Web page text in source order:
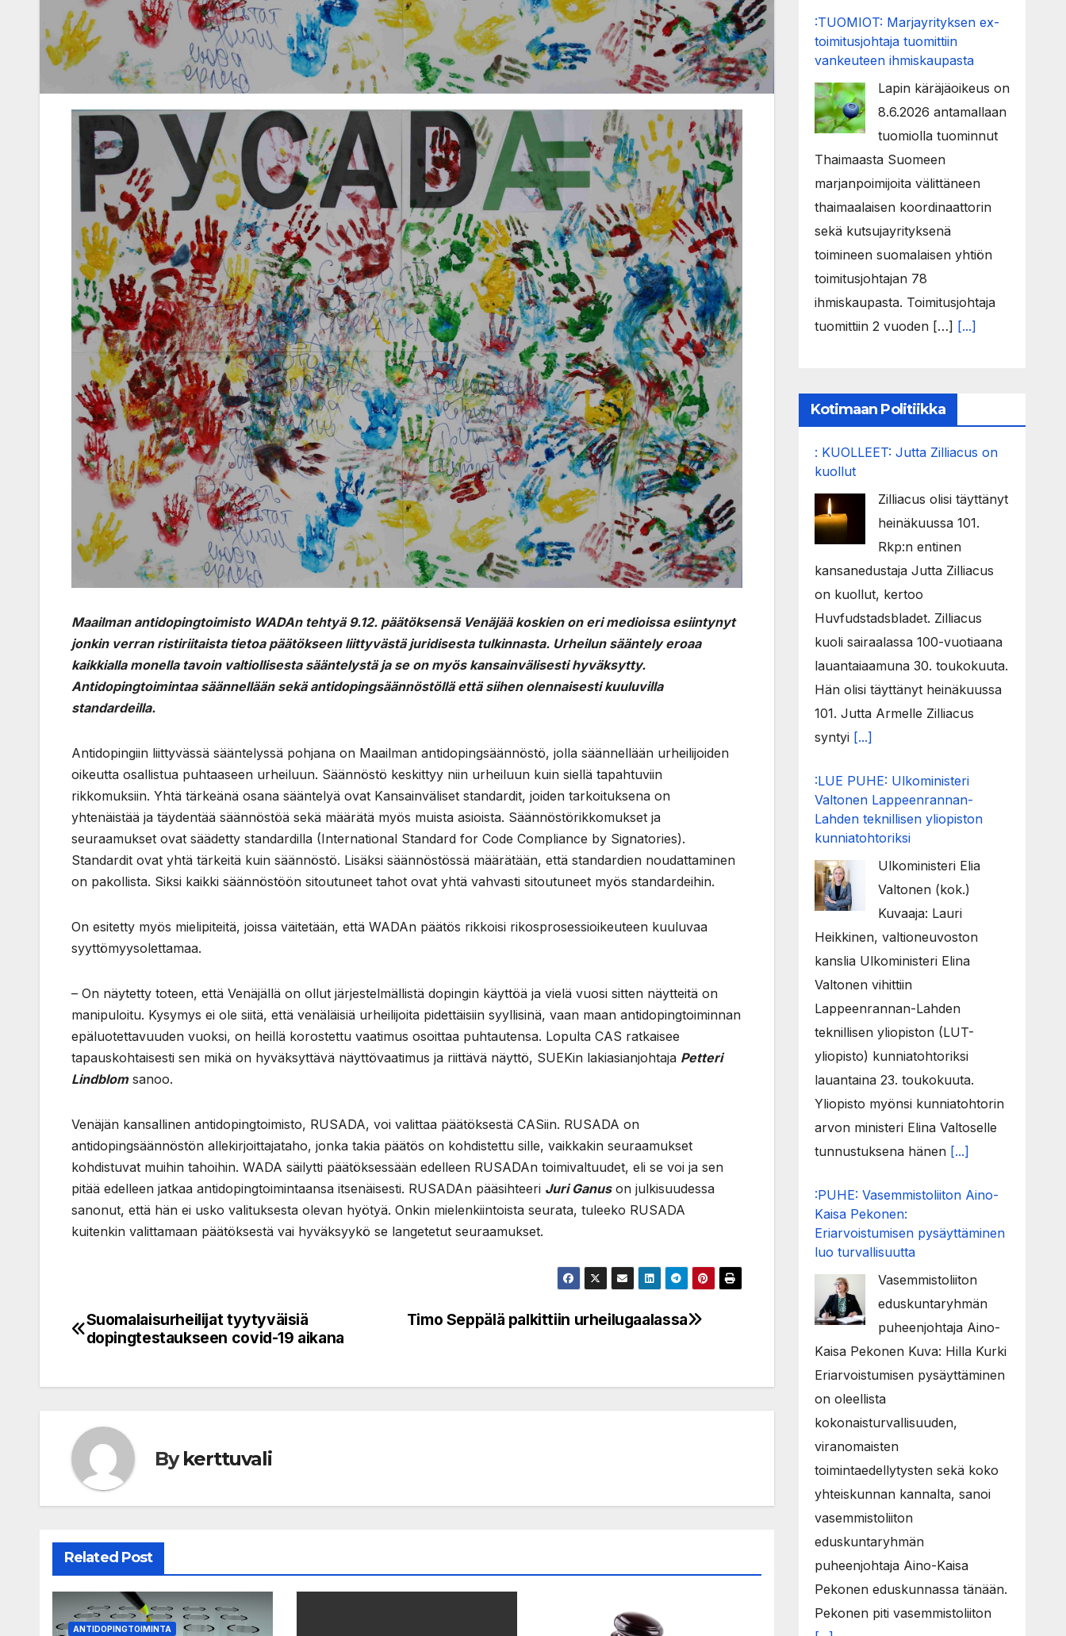
Maailman antidopingtoimisto WADAn tehtyä 9.12. päätöksensä Venäjää koskien on eri medioissa esiintynyt
jonkin verran ristiriitaista tietoa päätökseen liittyvästä juridisesta tulkinnasta. Urheilun sääntely eroaa
kaikkialla monella tavoin valtiollisesta sääntelystä ja se on myös kansainvälisesti hyväksytty.
Antidopingtoimintaa säännellään sekä antidopingsäännöstöllä että siihen olennaisesti kuuluvilla
standardeilla.
Antidopingiin liittyvässä sääntelyssä pohjana on Maailman antidopingsäännöstö, jolla säännellään urheilijoiden
oikeutta osallistua puhtaaseen urheiluun. Säännöstö keskittyy niin urheiluun kuin siellä tapahtuviin
rikkomuksiin. Yhtä tärkeänä osana sääntelyä ovat Kansainväliset standardit, joiden tarkoituksena on
yhtenäistää ja täydentää säännöstöä sekä määrätä myös muista asioista. Säännöstörikkomukset ja
seuraamukset ovat säädetty standardilla (International Standard for Code Compliance by Signatories).
Standardit ovat yhtä tärkeitä kuin säännöstö. Lisäksi säännöstössä määrätään, että standardien noudattaminen
on pakollista. Siksi kaikki säännöstöön sitoutuneet tahot ovat yhtä vahvasti sitoutuneet myös standardeihin.
On esitetty myös mielipiteitä, joissa väitetään, että WADAn päätös rikkoisi rikosprosessioikeuteen kuuluvaa
syyttömyysolettamaa.
– On näytetty toteen, että Venäjällä on ollut järjestelmällistä dopingin käyttöä ja vielä vuosi sitten näytteitä on
manipuloitu. Kysymys ei ole siitä, että venäläisiä urheilijoita pidettäisiin syyllisinä, vaan maan antidopingtoiminnan
epäluotettavuuden vuoksi, on heillä korostettu vaatimus osoittaa puhtautensa. Lopulta CAS ratkaisee
tapauskohtaisesti sen mikä on hyväksyttävä näyttövaatimus ja riittävä näyttö, SUEKin lakiasianjohtaja Petteri
Lindblomsanoo.
Venäjän kansallinen antidopingtoimisto, RUSADA, voi valittaa päätöksestä CASiin. RUSADA on
antidopingsäännöstön allekirjoittajataho, jonka takia päätös on kohdistettu sille, vaikkakin seuraamukset
kohdistuvat muihin tahoihin. WADA säilytti päätöksessään edelleen RUSADAn toimivaltuudet, eli se voi ja sen
pitää edelleen jatkaa antidopingtoimintaansa itsenäisesti. RUSADAn pääsihteeri Juri Ganuson julkisuudessa
sanonut, että hän ei usko valituksesta olevan hyötyä. Onkin mielenkiintoista seurata, tuleeko RUSADA
kuitenkin valittamaan päätöksestä vai hyväksyykö se langetetut seuraamukset.
Post
Timo Seppälä palkittiin urheilugaalassa
Suomalaisurheilijat tyytyväisiä
dopingtestaukseen covid-19 aikana
Bykerttuvali
Related Post
ANTIDOPINGTOIMINTA
:TUOMIOT: Marjayrityksen ex-
toimitusjohtaja tuomittiin
vankeuteen ihmiskaupasta
Lapin käräjäoikeus on
8.6.2026 antamallaan
tuomiolla tuominnut
Thaimaasta Suomeen
marjanpoimijoita välittäneen
thaimaalaisen koordinaattorin
sekä kutsujayrityksenä
toimineen suomalaisen yhtiön
toimitusjohtajan 78
ihmiskaupasta. Toimitusjohtaja
tuomittiin 2 vuoden […] [...]
Kotimaan Politiikka
: KUOLLEET: Jutta Zilliacus on
kuollut
Zilliacus olisi täyttänyt
heinäkuussa 101.
Rkp:n entinen
kansanedustaja Jutta Zilliacus
on kuollut, kertoo
Huvfudstadsbladet. Zilliacus
kuoli sairaalassa 100-vuotiaana
lauantaiaamuna 30. toukokuuta.
Hän olisi täyttänyt heinäkuussa
101. Jutta Armelle Zilliacus
syntyi [...]
:LUE PUHE: Ulkoministeri
Valtonen Lappeenrannan-
Lahden teknillisen yliopiston
kunniatohtoriksi
Ulkoministeri Elia
Valtonen (kok.)
Kuvaaja: Lauri
Heikkinen, valtioneuvoston
kanslia Ulkoministeri Elina
Valtonen vihittiin
Lappeenrannan-Lahden
teknillisen yliopiston (LUT-
yliopisto) kunniatohtoriksi
lauantaina 23. toukokuuta.
Yliopisto myönsi kunniatohtorin
arvon ministeri Elina Valtoselle
tunnustuksena hänen [...]
:PUHE: Vasemmistoliiton Aino-
Kaisa Pekonen:
Eriarvoistumisen pysäyttäminen
luo turvallisuutta
Vasemmistoliiton
eduskuntaryhmän
puheenjohtaja Aino-
Kaisa Pekonen Kuva: Hilla Kurki
Eriarvoistumisen pysäyttäminen
on oleellista
kokonaisturvallisuuden,
viranomaisten
toimintaedellytysten sekä koko
yhteiskunnan kannalta, sanoi
vasemmistoliiton
eduskuntaryhmän
puheenjohtaja Aino-Kaisa
Pekonen eduskunnassa tänään.
Pekonen piti vasemmistoliiton